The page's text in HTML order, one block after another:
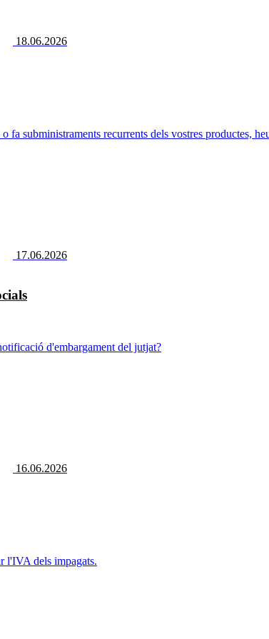
18.06.2026
fa subministraments recurrents dels vostres productes,
17.06.2026
d'embargament del jutjat?
16.06.2026
l'IVA dels impagats.